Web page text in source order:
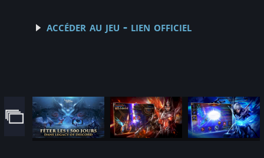
accéder au jeu - lien officiel